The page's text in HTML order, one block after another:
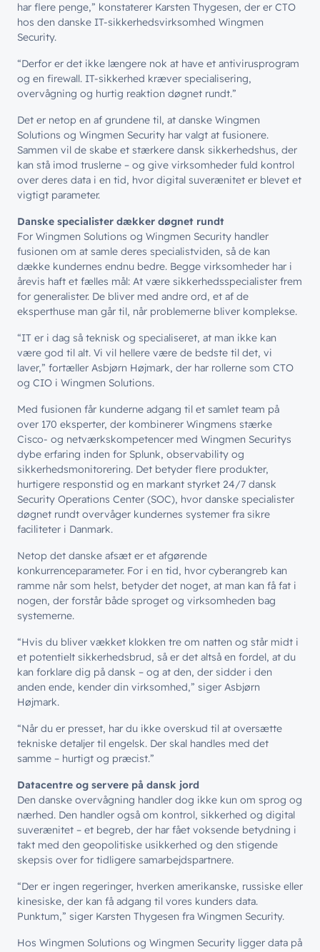
// BLIV INSPIRERET
har flere penge,” konstaterer Karsten Thygesen, der er CTO
hos den danske IT-sikkerhedsvirksomhed Wingmen
Security.
“Derfor er det ikke længere nok at have et antivirusprogram
og en firewall. IT-sikkerhed kræver specialisering,
overvågning og hurtig reaktion døgnet rundt.”
Det er netop en af grundene til, at danske Wingmen
Solutions og Wingmen Security har valgt at fusionere.
Sammen vil de skabe et stærkere dansk sikkerhedshus, der
kan stå imod truslerne – og give virksomheder fuld kontrol
over deres data i en tid, hvor digital suverænitet er blevet et
vigtigt parameter.
Danske specialister dækker døgnet rundt
For Wingmen Solutions og Wingmen Security handler
fusionen om at samle deres specialistviden, så de kan
dække kundernes endnu bedre. Begge virksomheder har i
årevis haft et fælles mål: At være sikkerhedsspecialister frem
for generalister. De bliver med andre ord, et af de
eksperthuse man går til, når problemerne bliver komplekse.
“IT er i dag så teknisk og specialiseret, at man ikke kan
være god til alt. Vi vil hellere være de bedste til det, vi
laver,” fortæller Asbjørn Højmark, der har rollerne som CTO
og CIO i Wingmen Solutions.
Med fusionen får kunderne adgang til et samlet team på
over 170 eksperter, der kombinerer Wingmens stærke
Cisco- og netværkskompetencer med Wingmen Securitys
dybe erfaring inden for Splunk, observability og
sikkerhedsmonitorering. Det betyder flere produkter,
hurtigere responstid og en markant styrket 24/7 dansk
Security Operations Center (SOC), hvor danske specialister
døgnet rundt overvåger kundernes systemer fra sikre
faciliteter i Danmark.
Netop det danske afsæt er et afgørende
konkurrenceparameter. For i en tid, hvor cyberangreb kan
ramme når som helst, betyder det noget, at man kan få fat i
nogen, der forstår både sproget og virksomheden bag
systemerne.
“Hvis du bliver vækket klokken tre om natten og står midt i
et potentielt sikkerhedsbrud, så er det altså en fordel, at du
kan forklare dig på dansk – og at den, der sidder i den
anden ende, kender din virksomhed,” siger Asbjørn
Højmark.
“Når du er presset, har du ikke overskud til at oversætte
tekniske detaljer til engelsk. Der skal handles med det
samme – hurtigt og præcist.”
Datacentre og servere på dansk jord
Den danske overvågning handler dog ikke kun om sprog og
nærhed. Den handler også om kontrol, sikkerhed og digital
suverænitet – et begreb, der har fået voksende betydning i
takt med den geopolitiske usikkerhed og den stigende
skepsis over for tidligere samarbejdspartnere.
“Der er ingen regeringer, hverken amerikanske, russiske eller
kinesiske, der kan få adgang til vores kunders data.
Punktum,” siger Karsten Thygesen fra Wingmen Security.
Hos Wingmen Solutions og Wingmen Security ligger data på